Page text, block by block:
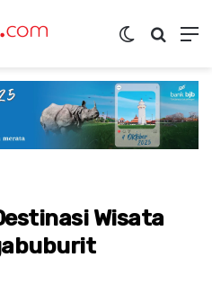
Switch skin
Wisata